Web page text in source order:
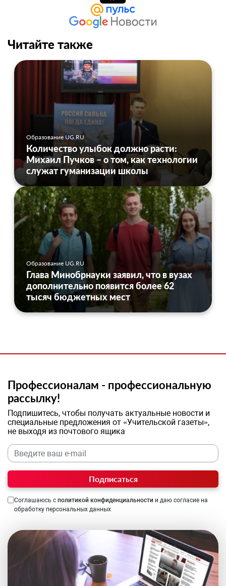
Читайте также
Образование UG.RU
Количество улыбок должно расти:
Михаил Пучков – о том, как технологии
служат гуманизации школы
Образование UG.RU
Глава Минобрнауки заявил, что в вузах
дополнительно появится более 62
тысяч бюджетных мест
Профессионалам - профессиональную
рассылку!
Подпишитесь, чтобы получать актуальные новости и
специальные предложения от «Учительской газеты»,
не выходя из почтового ящика
Подписаться
Соглашаюсь с политикой конфиденциальности и даю согласие на
обработку персональных данных